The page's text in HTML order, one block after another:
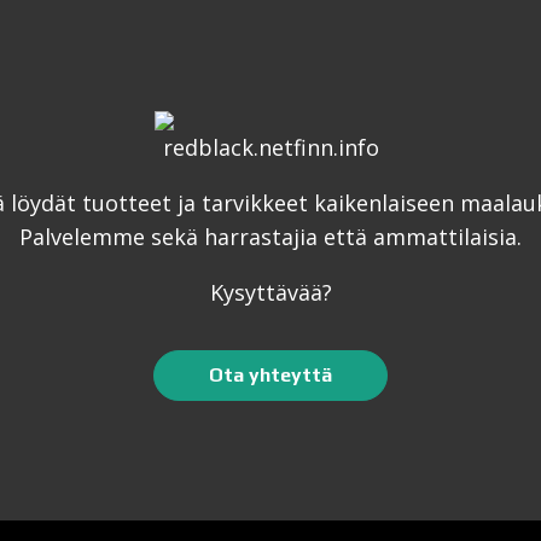
löydät tuotteet ja tarvikkeet kaikenlaiseen
Palvelemme sekä harrastajia että ammattilaisia.
Kysyttävää?
Ota yhteyttä